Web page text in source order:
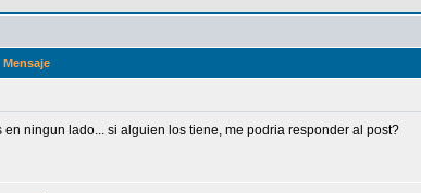
Mensaje
ningun lado... si alguien los tiene, me podria responder al post?